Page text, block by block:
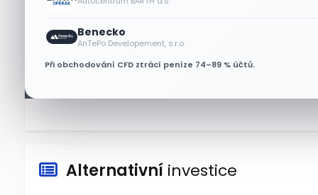
Benecko
AnTePo Developement, s.r.o.
Při obchodování CFD ztrácí peníze 74–89 % účtů.
Micron posílil o 7,6 % a zvýšil
podíl na trhu DRAM
Alternativní investice